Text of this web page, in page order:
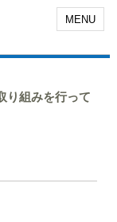
MENU
り組みを行って